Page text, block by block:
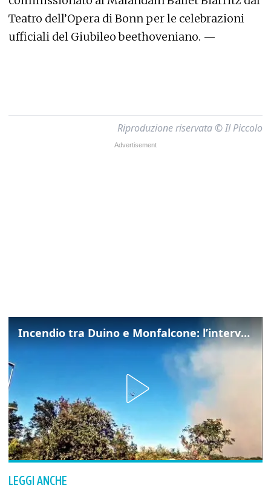
Teatro dell’Opera di Bonn per le celebrazioni
ufficiali del Giubileo beethoveniano. —
Riproduzione riservata © Il Piccolo
Incendio tra Duino e Monfalcone: l’intervento dei vigili del fuoco
LEGGI ANCHE